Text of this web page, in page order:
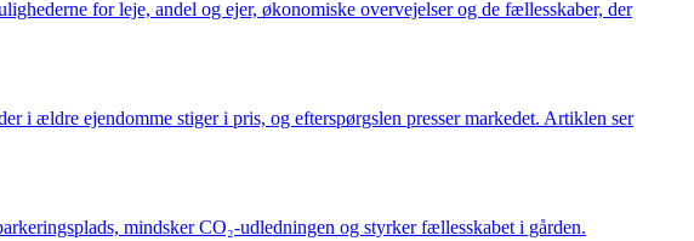
for leje, andel og ejer, økonomiske overvejelser og de fællesskaber, der
i ældre ejendomme stiger i pris, og efterspørgslen presser markedet. Artiklen ser
mindsker CO₂-udledningen og styrker fællesskabet i gården.